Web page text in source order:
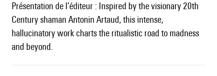
Présentation de l’éditeur : Inspired by the visionary 20th
Century shaman Antonin Artaud, this intense,
hallucinatory work charts the ritualistic road to madness
and beyond.